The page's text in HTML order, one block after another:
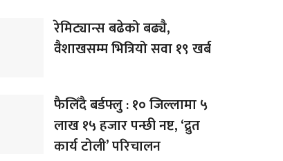
रेमिट्यान्स बढेको बढ्यै,
वैशाखसम्म भित्रियो सवा १९ खर्ब
फैलिँदै बर्डफ्लु : १० जिल्लामा ५
लाख १५ हजार पन्छी नष्ट, ‘द्रुत
कार्य टोली’ परिचालन